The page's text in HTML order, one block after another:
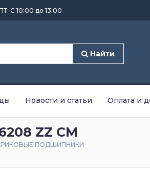
С 10:00 до 13:00
Найти
Новости и статьи Оплата и
ZZ CM
ПОДШИПНИКИ